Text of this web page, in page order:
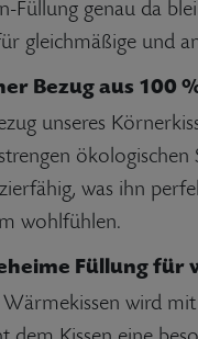
Füllung genau da
gleichmäßige und
Bezug aus 100
unseres
was ihn
wohlfühlen.
Füllung für
wird